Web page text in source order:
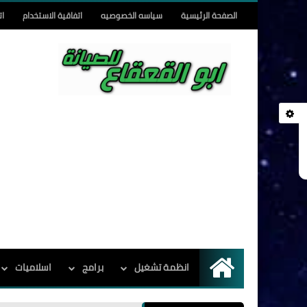
الصفحة الرئيسية سياسه الخصوصيه اتفاقية الاستخدام
الرئيسية
انظمة تشغيل برامج اسلاميات